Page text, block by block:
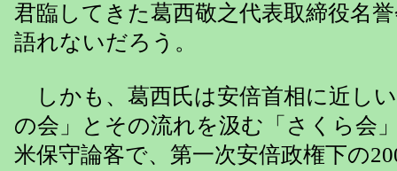
君臨してきた葛西敬之代表取締役名
語れないだろう。
しかも、葛西氏は安倍首相に近し
の会」とその流れを汲む「さくら会
米保守論客で、第一次安倍政権下の